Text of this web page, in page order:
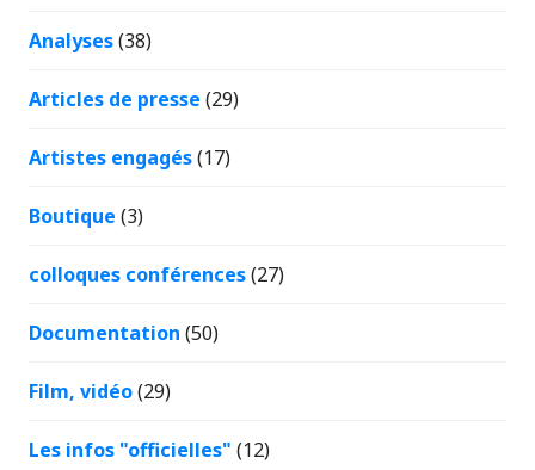
Analyses(38)
Articles de presse (29)
Artistes engagés(17)
Boutique (3)
colloques conférences(27)
Documentation (50)
Film, vidéo(29)
Les infos "officielles" (12)